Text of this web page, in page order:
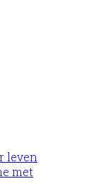
leven
met